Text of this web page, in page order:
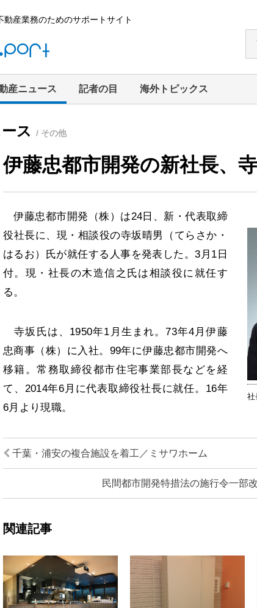
動産業務のためのサポートサイト
産ニュース 記者の目 海外トピックス
ス / その他
伊藤忠都市開発の新社長、
社
伊藤忠都市開発（株）は24日、新・代表取締
役社長に、現・相談役の寺坂晴男（てらさか・
はるお）氏が就任する人事を発表した。3月1日
付。現・社長の木造信之氏は相談役に就任す
る。
寺坂氏は、1950年1月生まれ。73年4月伊藤
忠商事（株）に入社。99年に伊藤忠都市開発へ
移籍。常務取締役都市住宅事業部長などを経
て、2014年6月に代表取締役社長に就任。16年
6月より現職。
千葉・浦安の複合施設を着工／ミサワホーム
民間都市開発特措法の施行令一部
関連記事